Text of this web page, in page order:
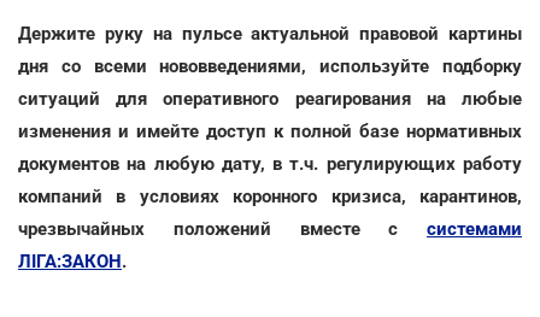
Держите руку на пульсе актуальной правовой картины
дня со всеми нововведениями, используйте подборку
ситуаций для оперативного реагирования на любые
изменения и имейте доступ к полной базе нормативных
документов на любую дату, в т.ч. регулирующих работу
компаний в условиях коронного кризиса, карантинов,
чрезвычайных положений вместе с системами
ЛІГА:ЗАКОН.